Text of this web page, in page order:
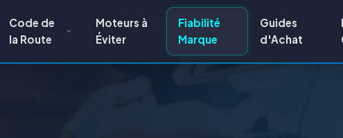
Code de
la Route
Moteurs à
Éviter
Fiabilité
Marque
Guides
d'Achat